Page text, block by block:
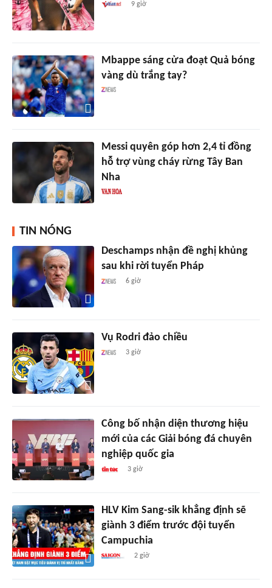
9 giờ
Mbappe sáng cửa đoạt Quả bóng
vàng dù trắng tay?
Messi quyên góp hơn 2,4 tỉ đồng
hỗ trợ vùng cháy rừng Tây Ban
Nha
TIN NÓNG
Deschamps nhận đề nghị khủng
sau khi rời tuyển Pháp
6 giờ
Vụ Rodri đảo chiều
3 giờ
Công bố nhận diện thương hiệu
mới của các Giải bóng đá chuyên
nghiệp quốc gia
3 giờ
HLV Kim Sang-sik khẳng định sẽ
giành 3 điểm trước đội tuyển
Campuchia
2 giờ